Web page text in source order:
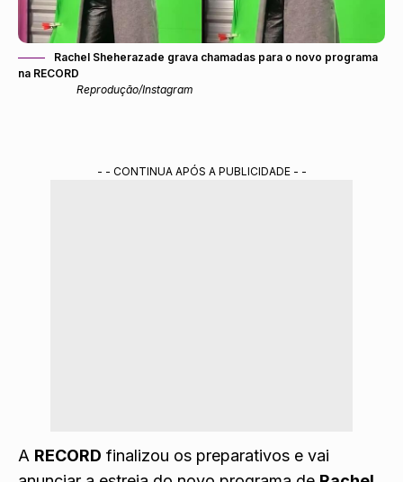
Rachel Sheherazade grava chamadas para o novo programa
na RECORD
Reprodução/Instagram
- - CONTINUA APÓS A PUBLICIDADE - -
A RECORD finalizou os preparativos e vai